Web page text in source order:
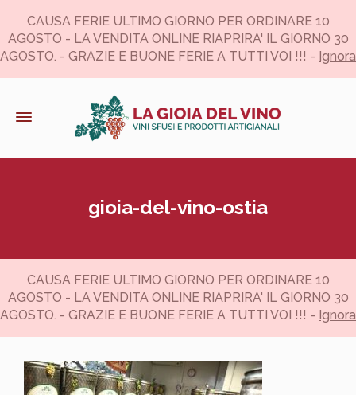
CAUSA FERIE ULTIMO GIORNO PER ORDINARE 10
AGOSTO - LA VENDITA ONLINE RIAPRIRA' IL GIORNO 30
AGOSTO. - GRAZIE E BUONE FERIE A TUTTI VOI !!! - Ignora
gioia-del-vino-ostia
CAUSA FERIE ULTIMO GIORNO PER ORDINARE 10
AGOSTO - LA VENDITA ONLINE RIAPRIRA' IL GIORNO 30
AGOSTO. - GRAZIE E BUONE FERIE A TUTTI VOI !!! - Ignora